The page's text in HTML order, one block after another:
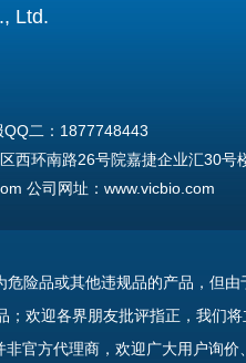
Ltd.
二：1877748443
西环南路26号院嘉捷企业汇30号
公司网址：www.vicbio.com
险品或其他违规品的产品，但
；欢迎各界朋友批评指正，我们
官方代理商，欢迎广大用户询